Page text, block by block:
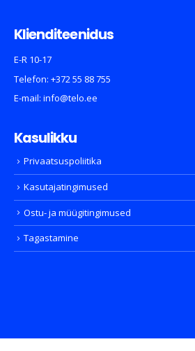
Klienditeenidus
E-R 10-17
Telefon: +372 55 88 755
E-mail: info@telo.ee
Kasulikku
Privaatsuspoliitika
Kasutajatingimused
Ostu- ja müügitingimused
Tagastamine